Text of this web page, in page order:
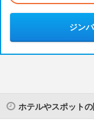
ジン
ホテルやスポット